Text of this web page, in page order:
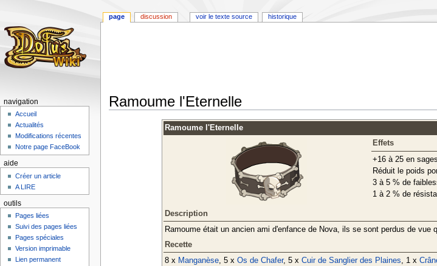
Ramoume l'Eternelle
Ramoume l'Eternelle
Effets
+16 à 25 en
Réduit le poids
3 à 5 % de
1 à 2 % de
Description
Ramoume était un ancien ami d'enfance de Nova, ils se sont perdus de vue
Recette
8 x Manganèse, 5 x Os de Chafer, 5 x Cuir de Sanglier des Plaines, 1 x
page discussion voir le texte source historique
navigation
Accueil
Actualités
Modifications récentes
Notre page FaceBook
aide
Créer un article
A LIRE
outils
Pages liées
Suivi des pages liées
Pages spéciales
Version imprimable
Lien permanent